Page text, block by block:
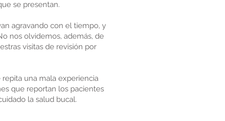
se presentan.
agravando con el tiempo, y
nos olvidemos, además, de
visitas de revisión por
una mala experiencia
que reportan los pacientes
la salud bucal.